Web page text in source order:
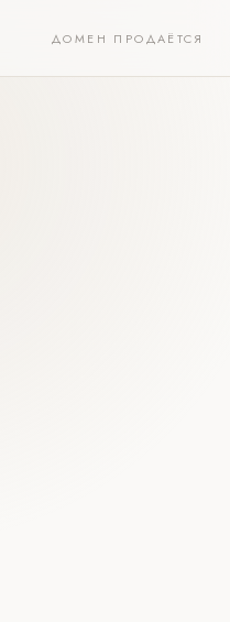
ДОМЕН ПРОДАЁТСЯ